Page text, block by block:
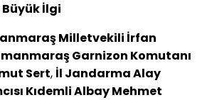
Büyük İlgi
Milletvekili İrfan
Garnizon Komutanı
Sert, İl Jandarma Alay
Kıdemli Albay Mehmet